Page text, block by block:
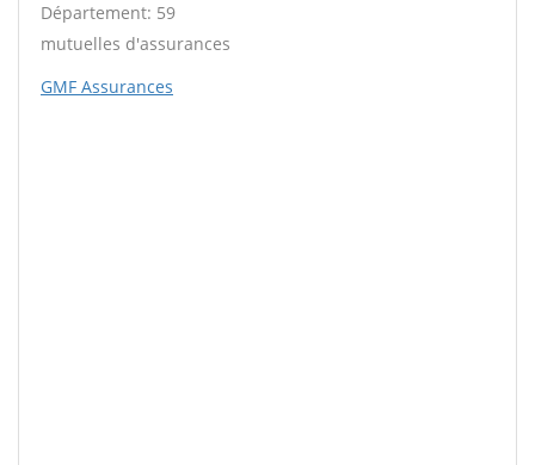
Département: 59
mutuelles d'assurances
GMF Assurances